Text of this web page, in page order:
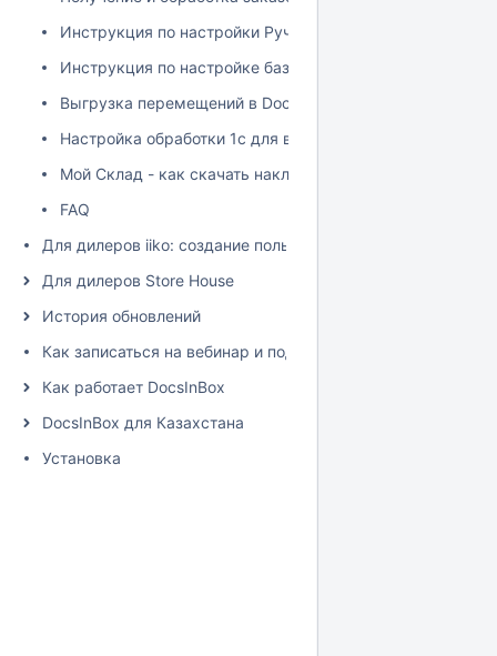
Инструкция по настройки Ручной выгрузки накладных
Инструкция по настройке базы для работы с
Выгрузка перемещений в Docsinbox из 1с (Торг13)
Настройка обработки 1с для выгрузки исходящих ВСД
Мой Склад - как скачать накладную в excel
FAQ
Для дилеров iiko: создание пользователя и настройка
Для дилеров Store House
История обновлений
Как записаться на вебинар и подписаться на рассылку
Как работает DocsInBox
DocsInBox для Казахстана
Установка